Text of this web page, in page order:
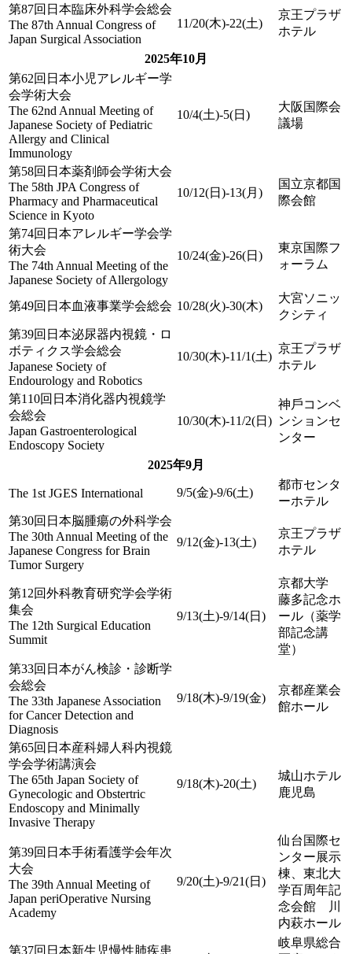
第87回日本臨床外科学会総会
The 87th Annual Congress of
Japan Surgical Association
11/20(木)-22(土)
京王プラザ
ホテル
2025年10月
第62回日本小児アレルギー学
会学術大会
The 62nd Annual Meeting of
Japanese Society of Pediatric
Allergy and Clinical
Immunology
10/4(土)-5(日)
大阪国際会
議場
第58回日本薬剤師会学術大会
The 58th JPA Congress of
Pharmacy and Pharmaceutical
Science in Kyoto
10/12(日)-13(月)
国立京都国
際会館
第74回日本アレルギー学会学
術大会
The 74th Annual Meeting of the
Japanese Society of Allergology
10/24(金)-26(日)
東京国際フ
ォーラム
第49回日本血液事業学会総会 10/28(火)-30(木)
大宮ソニッ
クシティ
第39回日本泌尿器内視鏡・ロ
ボティクス学会総会
Japanese Society of
Endourology and Robotics
10/30(木)-11/1(土)
京王プラザ
ホテル
第110回日本消化器内視鏡学
会総会
Japan Gastroenterological
Endoscopy Society
10/30(木)-11/2(日)
神⼾コンベ
ンションセ
ンター
2025年9月
The 1st JGES International 9/5(金)-9/6(土)
都市センタ
ーホテル
第30回日本脳腫瘍の外科学会
The 30th Annual Meeting of the
Japanese Congress for Brain
Tumor Surgery
9/12(金)-13(土)
京王プラザ
ホテル
第12回外科教育研究学会学術
集会
The 12th Surgical Education
Summit
9/13(土)-9/14(日)
京都大学
藤多記念ホ
ール（薬学
部記念講
堂）
第33回日本がん検診・診断学
会総会
The 33th Japanese Association
for Cancer Detection and
Diagnosis
9/18(木)-9/19(金)
京都産業会
館ホール
第65回日本産科婦人科内視鏡
学会学術講演会
The 65th Japan Society of
Gynecologic and Obstertric
Endoscopy and Minimally
Invasive Therapy
9/18(木)-20(土)
城山ホテル
鹿児島
第39回日本手術看護学会年次
大会
The 39th Annual Meeting of
Japan periOperative Nursing
Academy
9/20(土)-9/21(日)
仙台国際セ
ンター展示
棟、東北大
学百周年記
念会館 川
内萩ホール
第37回日本新生児慢性肺疾患
岐阜県総合